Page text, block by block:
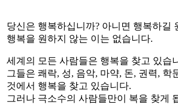
당신은 행복하십니까? 아니면 행복하길
행복을 원하지 않는 이는 없습니다.
세계의 모든 사람들은 행복을 찾고 있습
그들은 쾌락, 성, 음악, 마약, 돈, 권력, 학
것에서 행복을 찾고 있습니다.
그러나 극소수의 사람들만이 복을 찾게